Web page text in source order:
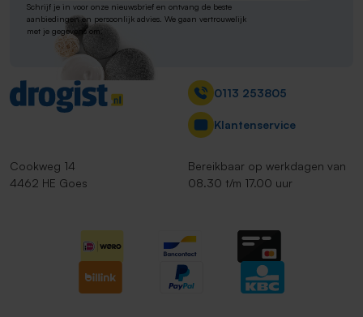
Contact
Cookweg 14
4462 HE Goes
0113 253805
Klantenservice
Bereikbaar op werkdagen van
08.30 t/m 17.00 uur
Schrijf je in voor onze nieuwsbrief en ontvang de beste
aanbiedingen en persoonlijk advies. We gaan vertrouwelijk
met je gegevens om.